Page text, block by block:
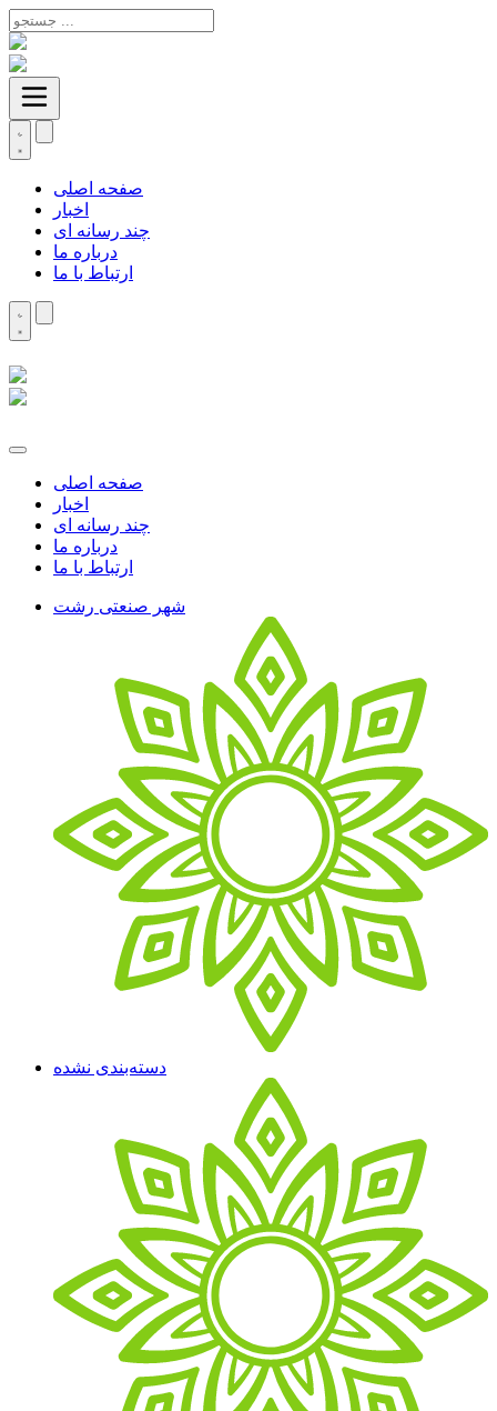
صفحه اصلی
اخبار
چند رسانه ای
درباره ما
ارتباط با ما
صفحه اصلی
اخبار
چند رسانه ای
درباره ما
ارتباط با ما
شهر صنعتی رشت
دسته‌بندی نشده